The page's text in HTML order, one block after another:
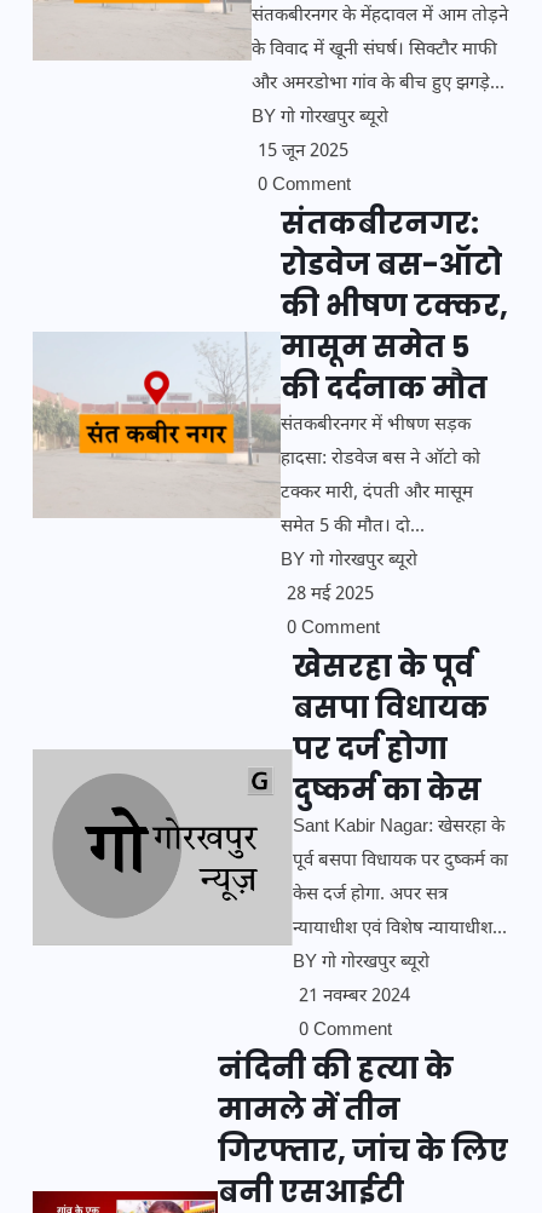
संतकबीरनगर के मेंहदावल में आम तोड़ने
के विवाद में खूनी संघर्ष। सिक्टौर माफी
और अमरडोभा गांव के बीच हुए झगड़े...
BY गो गोरखपुर ब्यूरो
15 जून 2025
0 Comment
संतकबीरनगर:
रोडवेज बस-ऑटो
की भीषण टक्कर,
मासूम समेत 5
की दर्दनाक मौत
संतकबीरनगर में भीषण सड़क
हादसा: रोडवेज बस ने ऑटो को
टक्कर मारी, दंपती और मासूम
समेत 5 की मौत। दो...
BYगो गोरखपुर ब्यूरो
28 मई 2025
0 Comment
खेसरहा के पूर्व
बसपा विधायक
पर दर्ज होगा
दुष्कर्म का केस
Sant Kabir Nagar: खेसरहा के
पूर्व बसपा विधायक पर दुष्कर्म का
केस दर्ज होगा. अपर सत्र
न्यायाधीश एवं विशेष न्यायाधीश...
BY गो गोरखपुर ब्यूरो
21 नवम्बर 2024
0 Comment
नंदिनी की हत्या के
मामले में तीन
गिरफ्तार, जांच के लिए
बनी एसआईटी